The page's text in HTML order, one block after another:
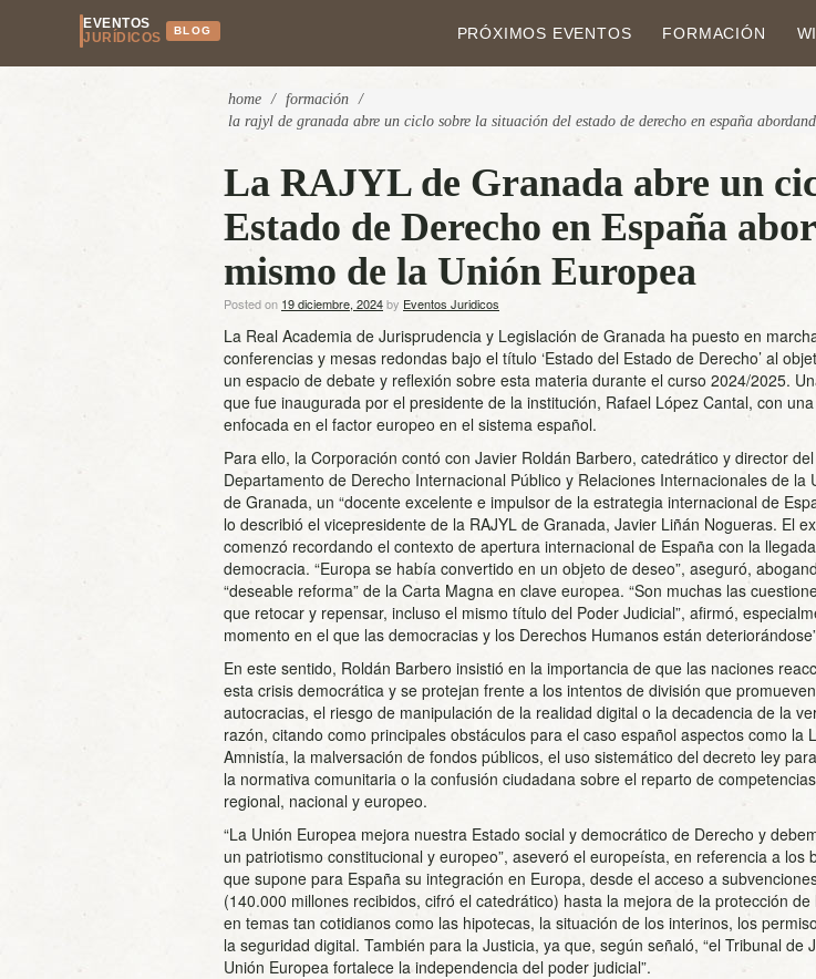
EVENTOS
JURÍDICOS
BLOG PRÓXIMOS EVENTOS FORMACIÓN
home / formación /
la rajyl de granada abre un ciclo sobre la situación del estado de derecho en españa
La RAJYL de Granada abre un
Estado de Derecho en España
mismo de la Unión Europea
Posted on 19 diciembre, 2024by Eventos Juridicos
La Real Academia de Jurisprudencia y Legislación de Granada ha puesto en
conferencias y mesas redondas bajo el título ‘Estado del Estado de Derecho’ al
un espacio de debate y reflexión sobre esta materia durante el curso 2024/2025.
que fue inaugurada por el presidente de la institución, Rafael López Cantal, con
enfocada en el factor europeo en el sistema español.
Para ello, la Corporación contó con Javier Roldán Barbero, catedrático y director del
Departamento de Derecho Internacional Público y Relaciones Internacionales de la
de Granada, un “docente excelente e impulsor de la estrategia internacional de
lo describió el vicepresidente de la RAJYL de Granada, Javier Liñán Nogueras. El
comenzó recordando el contexto de apertura internacional de España con la
democracia. “Europa se había convertido en un objeto de deseo”, aseguró,
“deseable reforma” de la Carta Magna en clave europea. “Son muchas las
que retocar y repensar, incluso el mismo título del Poder Judicial”, afirmó,
momento en el que las democracias y los Derechos Humanos están
En este sentido, Roldán Barbero insistió en la importancia de que las naciones
esta crisis democrática y se protejan frente a los intentos de división que
autocracias, el riesgo de manipulación de la realidad digital o la decadencia de la
razón, citando como principales obstáculos para el caso español aspectos como la
Amnistía, la malversación de fondos públicos, el uso sistemático del decreto ley
la normativa comunitaria o la confusión ciudadana sobre el reparto de
regional, nacional y europeo.
“La Unión Europea mejora nuestra Estado social y democrático de Derecho y
un patriotismo constitucional y europeo”, aseveró el europeísta, en referencia a los
que supone para España su integración en Europa, desde el acceso a
(140.000 millones recibidos, cifró el catedrático) hasta la mejora de la protección
en temas tan cotidianos como las hipotecas, la situación de los interinos, los
la seguridad digital. También para la Justicia, ya que, según señaló, “el Tribunal de
Unión Europea fortalece la independencia del poder judicial”.